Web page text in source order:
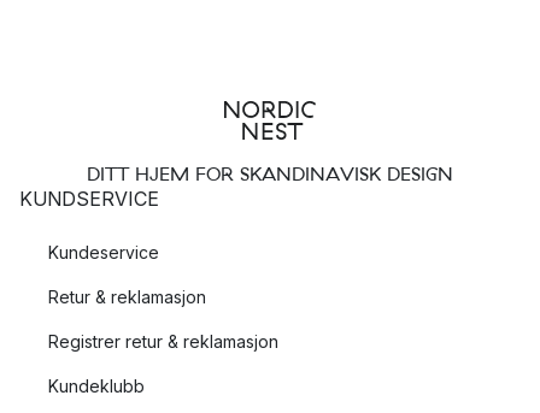
DITT HJEM FOR SKANDINAVISK DESIGN
KUNDSERVICE
Kundeservice
Retur & reklamasjon
Registrer retur & reklamasjon
Kundeklubb